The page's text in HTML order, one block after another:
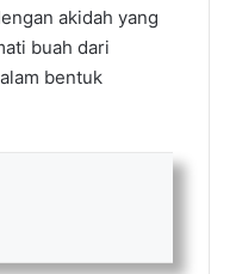
akidah yang
buah dari
bentuk